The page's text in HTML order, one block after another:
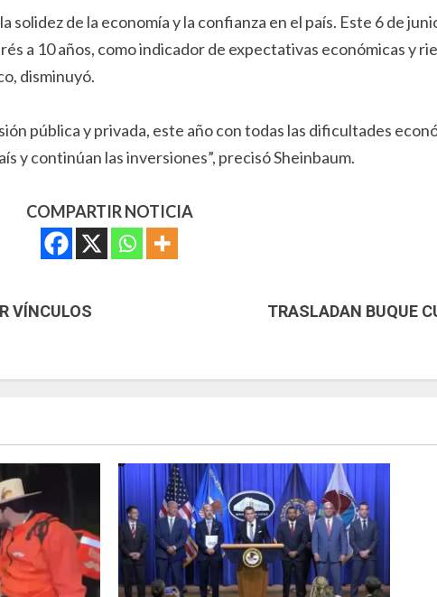
de la economía y la confianza en el país. Este 6 de
a 10 años, como indicador de expectativas económicas y
disminuyó.
pública y privada, este año con todas las dificultades
y continúan las inversiones”, precisó Sheinbaum.
COMPARTIR NOTICIA
VÍNCULOS
TRASLADAN BUQUE